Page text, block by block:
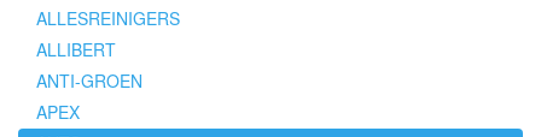
ALLESREINIGERS
ALLIBERT
ANTI-GROEN
APEX